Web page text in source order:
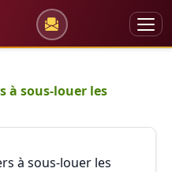
à sous-louer les
à sous-louer les